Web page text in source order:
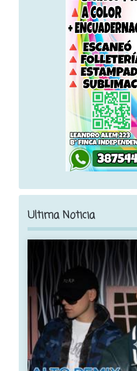
Ultima Noticia